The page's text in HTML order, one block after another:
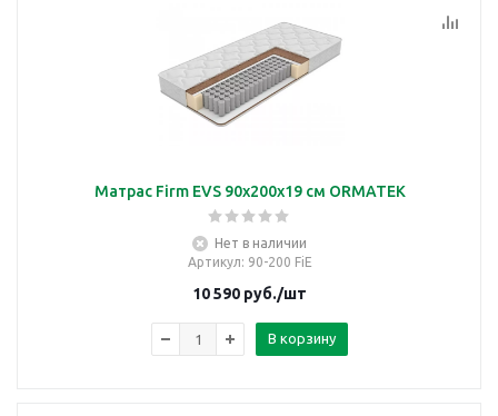
Матрас Firm EVS 90х200х19 см ORMATEK
Нет в наличии
Артикул: 90-200 FiE
10 590 руб./шт
В корзину